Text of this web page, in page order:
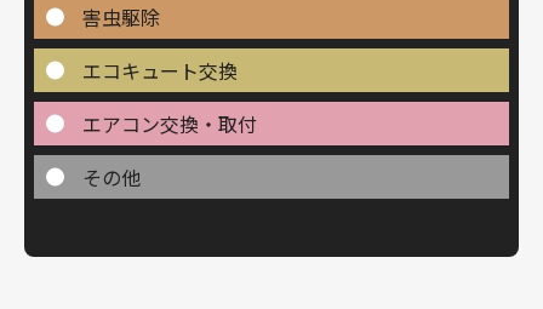
害虫駆除
エコキュート交換
エアコン交換・取付
その他